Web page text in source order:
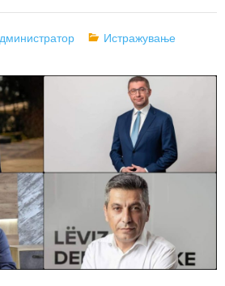
Categories
Истражување